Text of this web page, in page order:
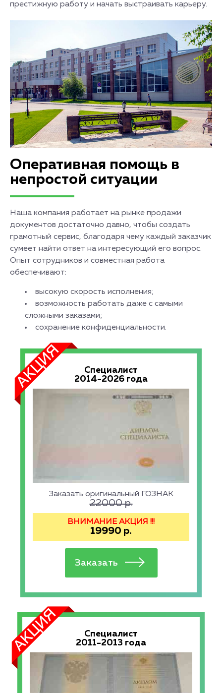
престижную работу и начать выстраивать карьеру.
Оперативная помощь в
непростой ситуации
Наша компания работает на рынке продажи
документов достаточно давно, чтобы создать
грамотный сервис, благодаря чему каждый заказчик
сумеет найти ответ на интересующий его вопрос.
Опыт сотрудников и совместная работа
обеспечивают:
высокую скорость исполнения;
возможность работать даже с самыми
сложными заказами;
сохранение конфиденциальности.
Специалист
2014-2026 года
Заказать оригинальный ГОЗНАК
22000р.
ВНИМАНИЕ АКЦИЯ !!!
19990 р.
Специалист
2011-2013 года